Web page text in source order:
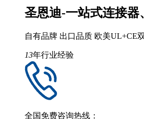
圣恩迪-一站式连接
自有品牌 出口品质 欧美UL+CE
13年行业经验
全国免费咨询热线：